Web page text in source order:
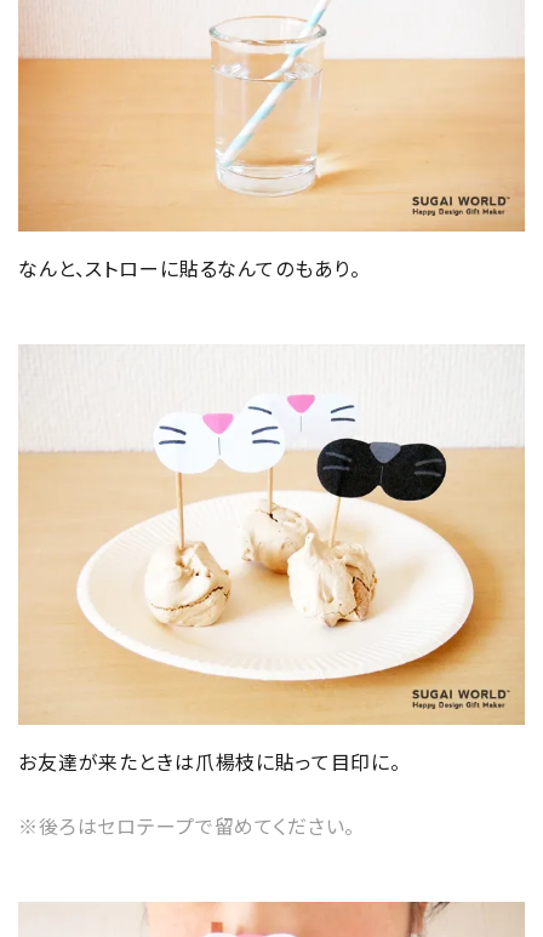
なんと、ストローに貼るなんてのもあり。
お友達が来たときは爪楊枝に貼って目印に。
※後ろはセロテープで留めてください。